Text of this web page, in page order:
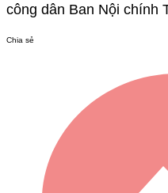
công dân Ban Nội chính
Chia sẻ